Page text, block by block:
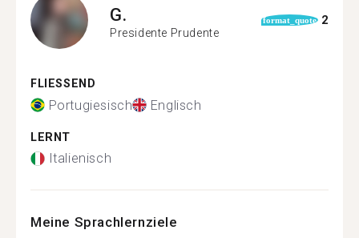
G.
Presidente Prudente
format_quote 2
FLIESSEND
Portugiesisch Englisch
LERNT
Italienisch
Meine Sprachlernziele